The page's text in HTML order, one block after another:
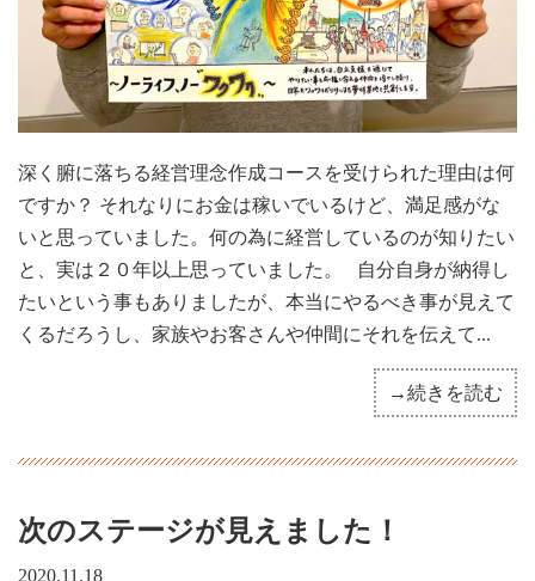
深く腑に落ちる経営理念作成コースを受けられた理由は何
ですか？ それなりにお金は稼いでいるけど、満足感がな
いと思っていました。何の為に経営しているのが知りたい
と、実は２０年以上思っていました。 自分自身が納得し
たいという事もありましたが、本当にやるべき事が見えて
くるだろうし、家族やお客さんや仲間にそれを伝えて...
→続きを読む
次のステージが見えました！
2020.11.18